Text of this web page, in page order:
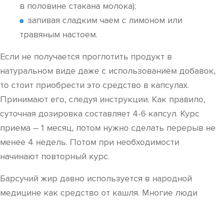
в половине стакана молока);
запивая сладким чаем с лимоном или
травяным настоем.
Если не получается проглотить продукт в
натуральном виде даже с использованием добавок,
то стоит приобрести это средство в капсулах.
Принимают его, следуя инструкции. Как правило,
суточная дозировка составляет 4-6 капсул. Курс
приема – 1 месяц, потом нужно сделать перерыв не
менее 4 недель. Потом при необходимости
начинают повторный курс.
Барсучий жир давно используется в народной
медицине как средство от кашля. Многие люди